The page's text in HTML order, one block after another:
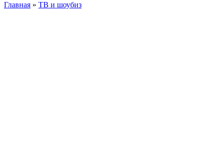
Главная » ТВ и шоубиз